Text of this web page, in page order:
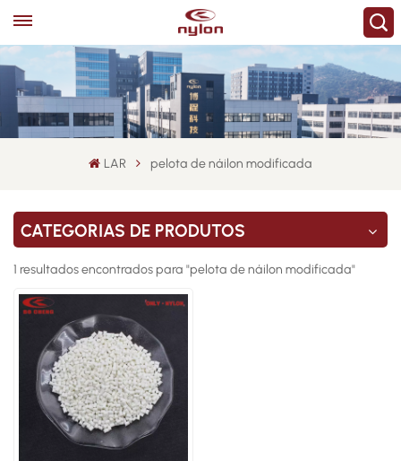
LAR pelota de náilon modificada
CATEGORIAS DE PRODUTOS
1 resultados encontrados para "pelota de náilon modificada"